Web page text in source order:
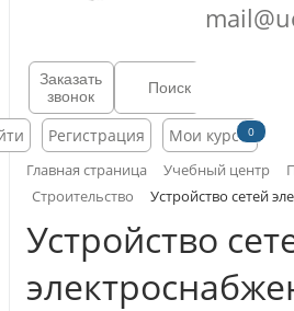
Заказать
звонок
Регистрация Мои курсы0
Главная страница Учебный центр
Строительство
Устройство сетей
Устройство